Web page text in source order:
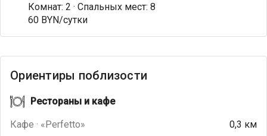
Комнат: 2 · Спальных мест: 8
60 BYN/сутки
Ориентиры поблизости
Рестораны и кафе
Кафе · «Perfetto» 0,3 км